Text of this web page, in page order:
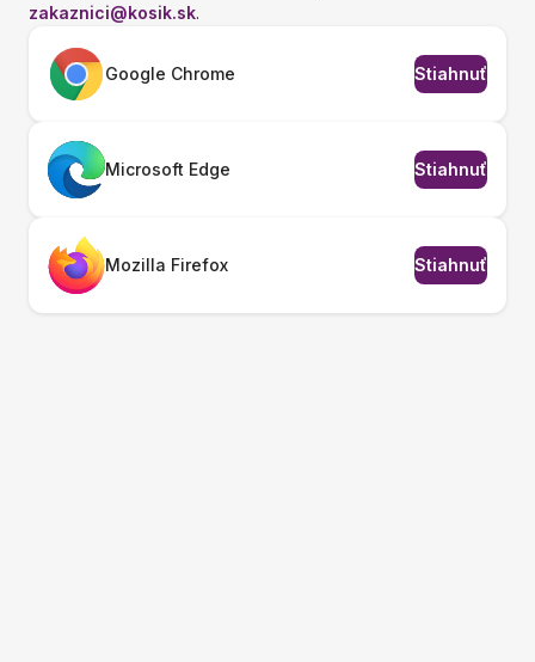
zakaznici@kosik.sk.
Google Chrome Stiahnuť
Microsoft Edge Stiahnuť
Mozilla Firefox Stiahnuť